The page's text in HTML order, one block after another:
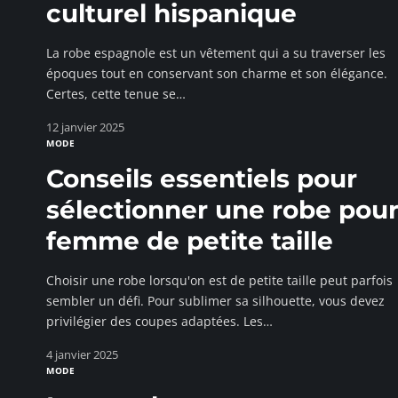
culturel hispanique
La robe espagnole est un vêtement qui a su traverser les
époques tout en conservant son charme et son élégance.
Certes, cette tenue se…
12 janvier 2025
MODE
Conseils essentiels pour
sélectionner une robe pour
femme de petite taille
Choisir une robe lorsqu'on est de petite taille peut parfois
sembler un défi. Pour sublimer sa silhouette, vous devez
privilégier des coupes adaptées. Les…
4 janvier 2025
MODE